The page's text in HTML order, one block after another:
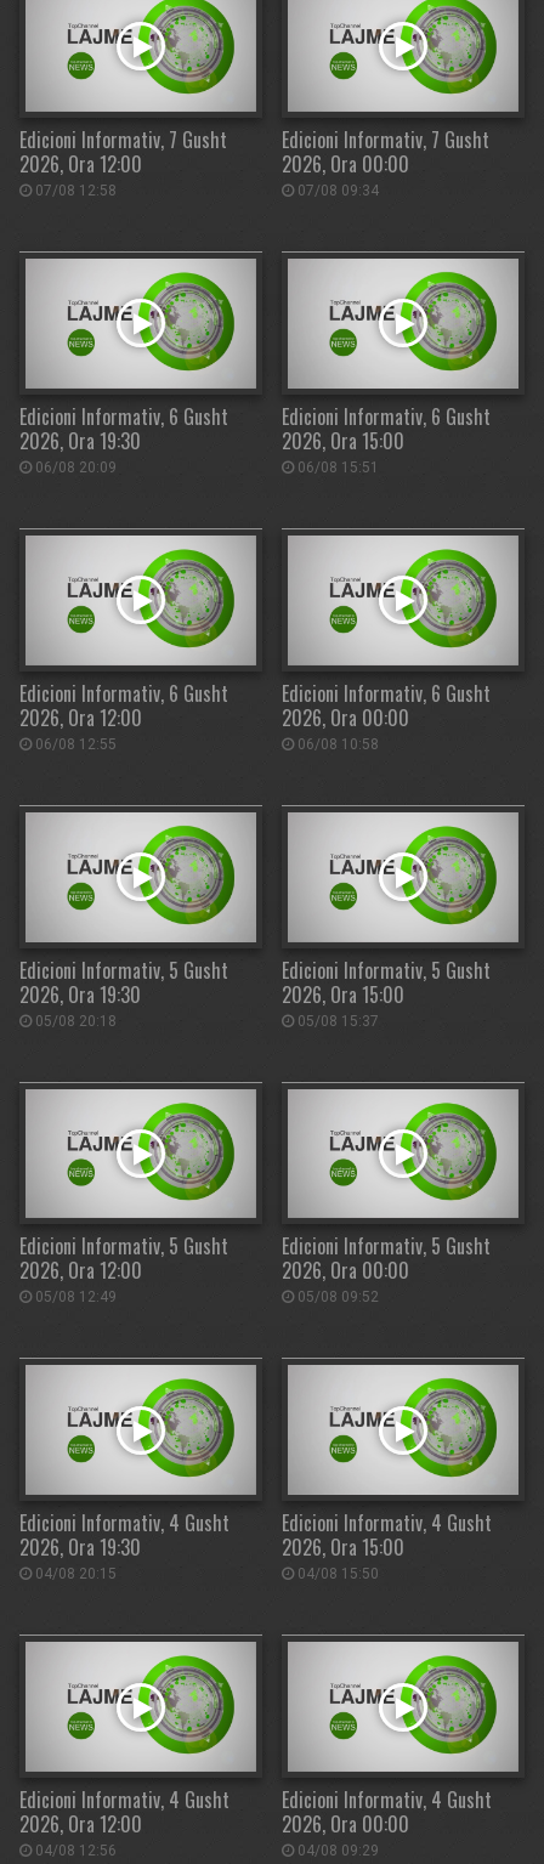
Edicioni Informativ, 7 Gusht
2026, Ora 12:00
07/08 12:58
Edicioni Informativ, 7 Gusht
2026, Ora 00:00
07/08 09:34
Edicioni Informativ, 6 Gusht
2026, Ora 19:30
06/08 20:09
Edicioni Informativ, 6 Gusht
2026, Ora 15:00
06/08 15:51
Edicioni Informativ, 6 Gusht
2026, Ora 12:00
06/08 12:55
Edicioni Informativ, 6 Gusht
2026, Ora 00:00
06/08 10:58
Edicioni Informativ, 5 Gusht
2026, Ora 19:30
05/08 20:18
Edicioni Informativ, 5 Gusht
2026, Ora 15:00
05/08 15:37
Edicioni Informativ, 5 Gusht
2026, Ora 12:00
05/08 12:49
Edicioni Informativ, 5 Gusht
2026, Ora 00:00
05/08 09:52
Edicioni Informativ, 4 Gusht
2026, Ora 19:30
04/08 20:15
Edicioni Informativ, 4 Gusht
2026, Ora 15:00
04/08 15:50
Edicioni Informativ, 4 Gusht
2026, Ora 12:00
04/08 12:56
Edicioni Informativ, 4 Gusht
2026, Ora 00:00
04/08 09:29